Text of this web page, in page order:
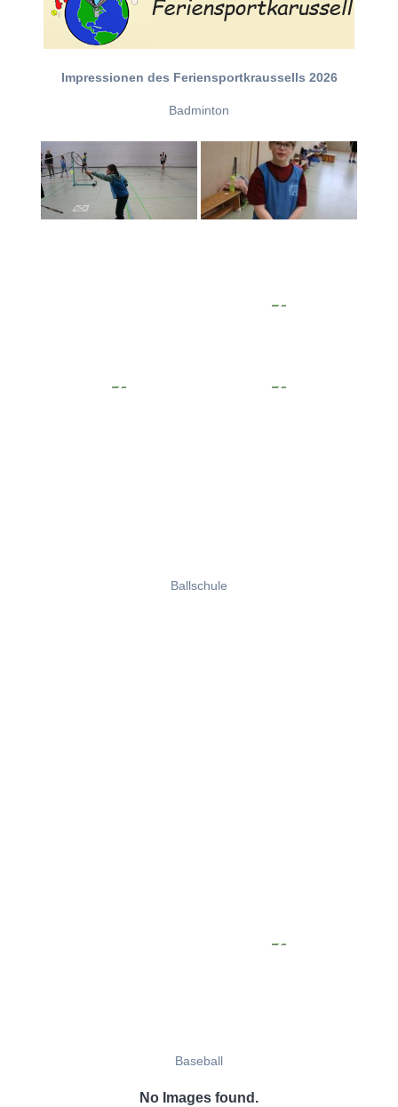
Impressionen des Feriensportkraussells 2026
Badminton
Ballschule
Baseball
No Images found.